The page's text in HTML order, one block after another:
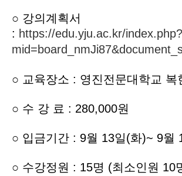
○ 강의계획서
: https://edu.yju.ac.kr/index.php?
○ 교육장소 : 영진전문대학교 복
○ 수 강 료 : 280,000원
○ 입금기간 : 9월 13일(화)~ 9월
○ 수강정원 : 15명 (최소인원 10